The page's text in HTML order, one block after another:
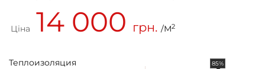
Ціна 14 000 грн. /М2
Теплоизоляция 85%